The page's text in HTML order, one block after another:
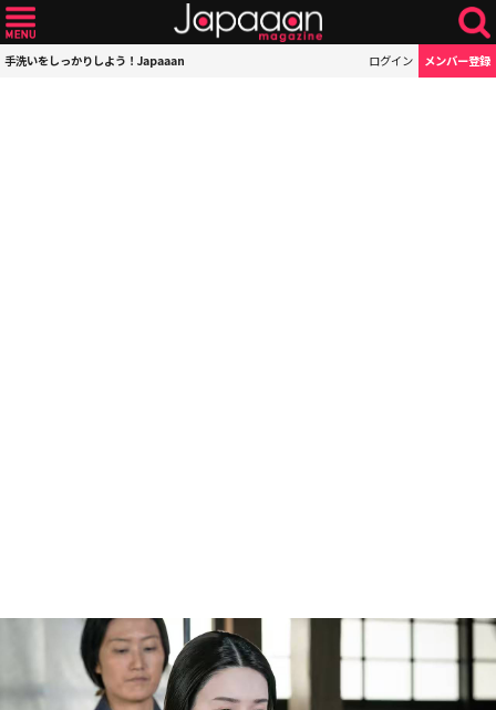
手洗いをしっかりしよう！Japaaan ログイン メンバー登録